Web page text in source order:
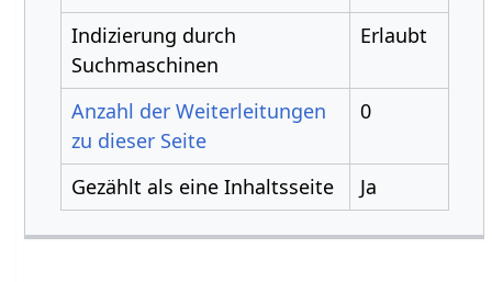
Indizierung durch
Suchmaschinen
Erlaubt
Anzahl der Weiterleitungen
zu dieser Seite
0
Gezählt als eine Inhaltsseite Ja